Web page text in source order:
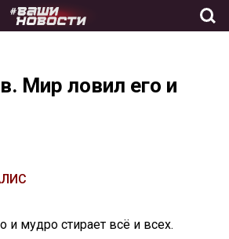
Мир ловил его и
и мудро стирает всё и всех.